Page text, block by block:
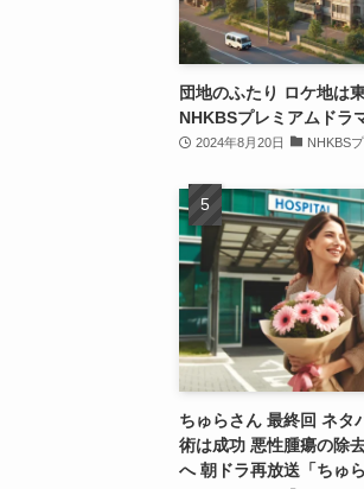
団地のふたり ロケ地は
NHKBSプレミアムドラ
2024年8月20日 NHKBS
ちゅらさん 最終回 ネタ
術は成功 悪性腫瘍の除
へ 朝ドラ再放送「ちゅら